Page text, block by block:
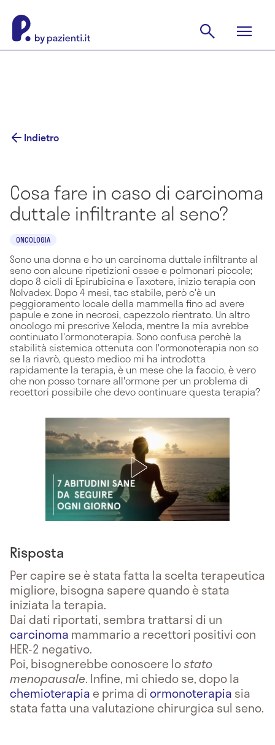
Indietro
Cosa fare in caso di carcinoma
duttale infiltrante al seno?
ONCOLOGIA
Sono una donna e ho un carcinoma duttale infiltrante al
seno con alcune ripetizioni ossee e polmonari piccole;
dopo 8 cicli di Epirubicina e Taxotere, inizio terapia con
Nolvadex. Dopo 4 mesi, tac stabile, però c'è un
peggioramento locale della mammella fino ad avere
papule e zone in necrosi, capezzolo rientrato. Un altro
oncologo mi prescrive Xeloda, mentre la mia avrebbe
continuato l'ormonoterapia. Sono confusa perchè la
stabilità sistemica ottenuta con l'ormonoterapia non so
se la riavrò, questo medico mi ha introdotta
rapidamente la terapia, è un mese che la faccio, è vero
che non posso tornare all'ormone per un problema di
recettori possibile che devo continuare questa terapia?
Risposta
Per capire se è stata fatta la scelta terapeutica
migliore, bisogna sapere quando è stata
iniziata la terapia.
Dai dati riportati, sembra trattarsi di un
carcinoma mammario a recettori positivi con
HER-2 negativo.
Poi, bisognerebbe conoscere lostato
menopausale. Infine, mi chiedo se, dopo la
chemioterapiae prima diormonoterapia sia
stata fatta una valutazione chirurgica sul seno.